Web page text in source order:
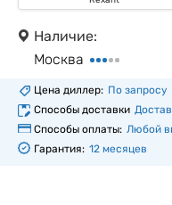
Наличие:
Москва
Цена диллер: По запросу
Способы доставки
Способы оплаты: Любой
Гарантия: 12 месяцев